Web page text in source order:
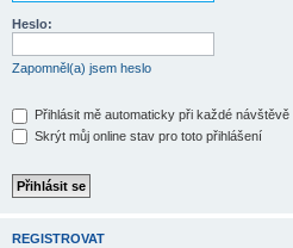
Heslo:
Zapomněl(a) jsem heslo
Přihlásit mě automaticky při každé návštěvě
Skrýt můj online stav pro toto přihlášení
REGISTROVAT